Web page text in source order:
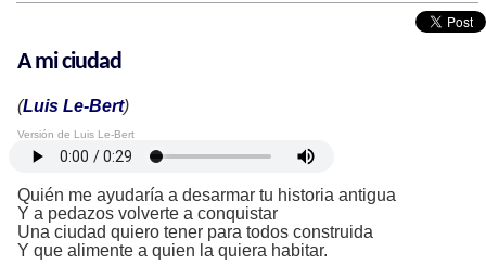
A mi ciudad
(Luis Le-Bert)
Versión de Luis Le-Bert
Quién me ayudaría a desarmar tu historia antigua
Y a pedazos volverte a conquistar
Una ciudad quiero tener para todos construida
Y que alimente a quien la quiera habitar.